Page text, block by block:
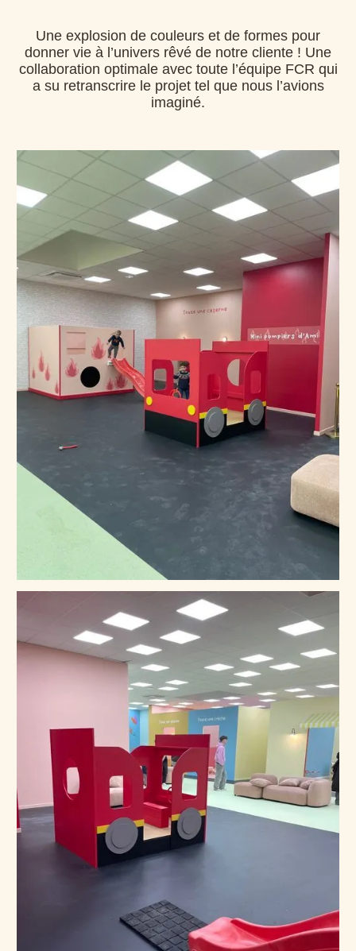
Une explosion de couleurs et de formes pour
donner vie à l’univers rêvé de notre cliente ! Une
collaboration optimale avec toute l’équipe FCR qui
a su retranscrire le projet tel que nous l’avions
imaginé.